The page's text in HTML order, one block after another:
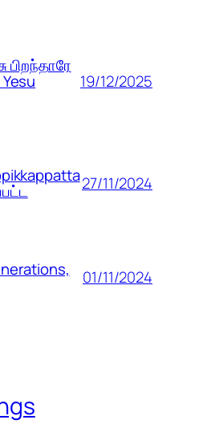
19/12/2025
27/11/2024
01/11/2024